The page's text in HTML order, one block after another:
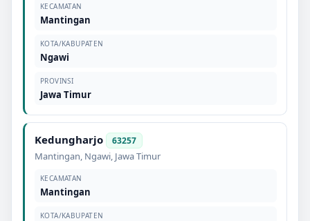
KECAMATAN
Mantingan
KOTA/KABUPATEN
Ngawi
PROVINSI
Jawa Timur
Kedungharjo 63257
Mantingan, Ngawi, Jawa Timur
KECAMATAN
Mantingan
KOTA/KABUPATEN